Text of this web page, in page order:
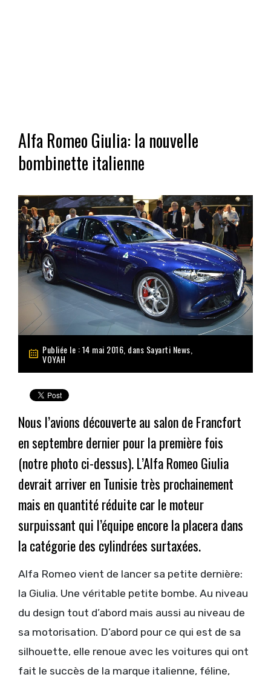
Alfa Romeo Giulia: la nouvelle
bombinette italienne
Publiée le : 14 mai 2016, dans Sayarti News
VOYAH
Nous l’avions découverte au salon de Francfort
en septembre dernier pour la première fois
(notre photo ci-dessus). L’Alfa Romeo Giulia
devrait arriver en Tunisie très prochainement
mais en quantité réduite car le moteur
surpuissant qui l’équipe encore la placera dans
la catégorie des cylindrées surtaxées.
Alfa Romeo vient de lancer sa petite dernière:
la Giulia. Une véritable petite bombe. Au niveau
du design tout d’abord mais aussi au niveau de
sa motorisation. D’abord pour ce qui est de sa
silhouette, elle renoue avec les voitures qui ont
fait le succès de la marque italienne, féline,